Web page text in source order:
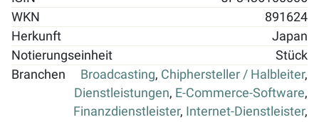
WKN
891624
Herkunft
Japan
Notierungseinheit
Stück
Branchen
Broadcasting, Chiphersteller / Halbleiter,
Dienstleistungen, E-Commerce-Software,
Finanzdienstleister, Internet-Dienstleister,